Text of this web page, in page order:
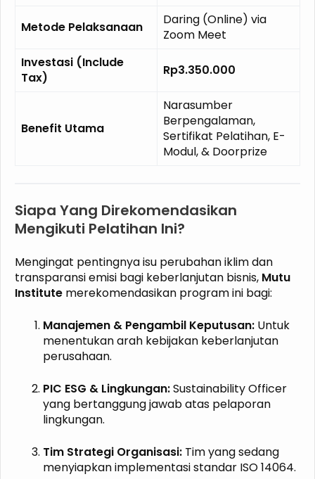
Metode Pelaksanaan
Daring (Online) via
Zoom Meet
Investasi (Include
Tax)
Rp3.350.000
Benefit Utama
Narasumber
Berpengalaman,
Sertifikat Pelatihan, E-
Modul, & Doorprize
Siapa Yang Direkomendasikan
Mengikuti Pelatihan Ini?
Mengingat pentingnya isu perubahan iklim dan
transparansi emisi bagi keberlanjutan bisnis, Mutu
Institute merekomendasikan program ini bagi:
Manajemen & Pengambil Keputusan: Untuk
menentukan arah kebijakan keberlanjutan
perusahaan.
PIC ESG & Lingkungan:Sustainability Officer
yang bertanggung jawab atas pelaporan
lingkungan.
Tim Strategi Organisasi: Tim yang sedang
menyiapkan implementasi standar ISO 14064.